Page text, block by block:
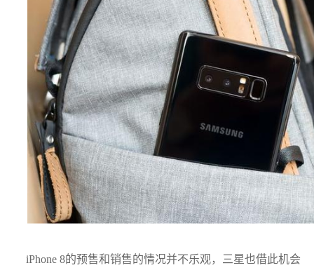
iPhone 8的预售和销售的情况并不乐观，三星也借此机会